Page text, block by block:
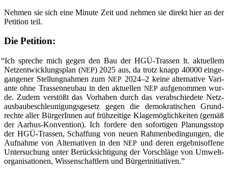
Neh­men sie sich eine Minu­te Zeit und neh­men sie direkt hier an der
Peti­ti­on teil.
Die Peti­ti­on:
“Ich spre­che mich gegen den Bau der HGÜ-Tras­sen lt. aktu­el­lem
Netz­ent­wick­lungs­plan (NEP) 2025 aus, da trotz knapp 40000 ein­ge­
gan­ge­ner Stel­lung­nah­men zumNEP 2024–2 kei­ne alter­na­ti­ve Vari­
an­te ohne Tras­sen­neu­bau in den aktu­el­len NEPauf­ge­nom­men wur­
de. Zudem ver­stößt das Vor­ha­ben durch das ver­ab­schie­de­te Netz­
aus­bau­be­schleu­ni­gungs­ge­setz gegen die demo­kra­ti­schen Grund­
rech­te aller Bür­ge­rIn­nen auf früh­zei­ti­ge Kla­ge­mög­lich­kei­ten (gemäß
der Aar­hus-Kon­ven­ti­on). Ich for­de­re den sofor­ti­gen Pla­nungs­stop
der HGÜ-Tras­sen, Schaf­fung von neu­en Rah­men­be­din­gun­gen, die
Auf­nah­me von Alter­na­ti­ven in denNEP und deren ergeb­nis­of­fe­ne
Unter­su­chung unter Berück­sich­ti­gung der Vor­schlä­ge von Umwelt­
or­ga­ni­sa­tio­nen, Wis­sen­schaft­lern und Bürgerinitiativen.”